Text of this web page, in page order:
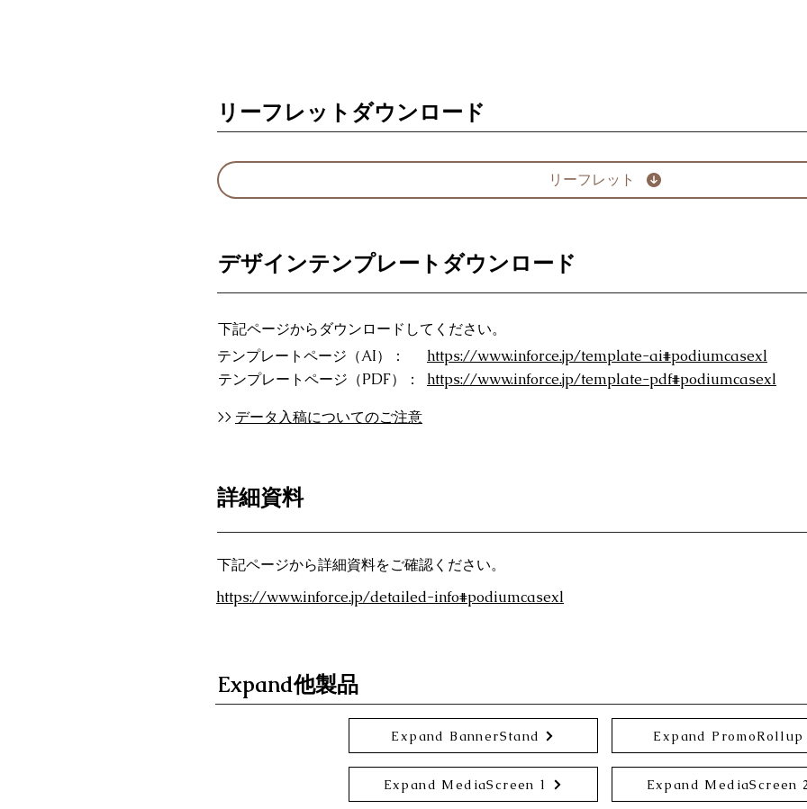
リーフレットダウンロード
リーフレット
デザインテンプレートダウンロード
下記ページからダウンロードしてください。
テンプレートページ（AI）：
テンプレートページ（PDF）：
https://www.inforce.jp/template-ai#podiumcasexl
https://www.inforce.jp/template-pdf#podiumcasexl
>> データ入稿についてのご注意
詳細資料
下記ページから詳細資料をご確認ください。
https://www.inforce.jp/detailed-info#podiumcasexl
Expand他製品
Expand BannerStand
Expand MediaScreen 1
Expand PromoRollup
Expand MediaScreen